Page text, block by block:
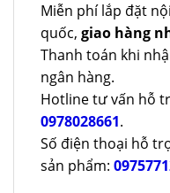
Miễn phí lắp đặt
quốc, giao hàng
Thanh toán khi
ngân hàng.
Hotline tư vấn hỗ
0978028661.
Số điện thoại hỗ
sản phẩm: